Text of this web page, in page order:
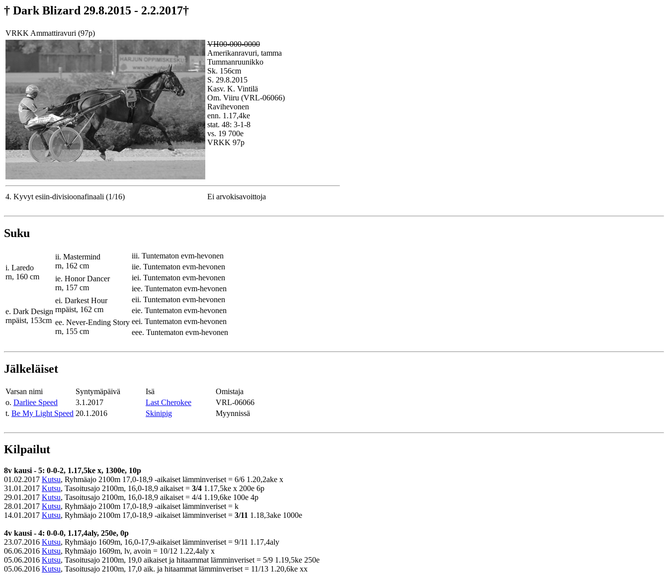
† Dark Blizard 29.8.2015 - 2.2.2017†
VRKK Ammattiravuri (97p)
VH00-000-0000
Amerikanravuri, tamma
Tummanruunikko
Sk. 156cm
S. 29.8.2015
Kasv. K. Vintilä
Om. Viiru (VRL-06066)
Ravihevonen
enn. 1.17,4ke
stat. 48: 3-1-8
vs. 19 700e
VRKK 97p
4. Kyvyt esiin-divisioonafinaali (1/16) Ei arvokisavoittoja
Suku
i. Laredo
rn, 160 cm
ii. Mastermind
rn, 162 cm
iii. Tuntematon evm-hevonen
iie. Tuntematon evm-hevonen
ie. Honor Dancer
rn, 157 cm
iei. Tuntematon evm-hevonen
iee. Tuntematon evm-hevonen
e. Dark Design
rnpäist, 153cm
ei. Darkest Hour
rnpäist, 162 cm
eii. Tuntematon evm-hevonen
eie. Tuntematon evm-hevonen
ee. Never-Ending Story
rn, 155 cm
eei. Tuntematon evm-hevonen
eee. Tuntematon evm-hevonen
Jälkeläiset
Varsan nimi Syntymäpäivä Isä
Omistaja
o. Darliee Speed 3.1.2017 Last Cherokee
VRL-06066
t. Be My Light Speed 20.1.2016 Skinipig Myynnissä
Kilpailut
8v kausi - 5: 0-0-2, 1.17,5ke x, 1300e, 10p
01.02.2017 Kutsu, Ryhmäajo 2100m 17,0-18,9 -aikaiset lämminveriset = 6/6 1.20,2ake x
31.01.2017 Kutsu, Tasoitusajo 2100m, 16,0-18,9 aikaiset = 3/4 1.17,5ke x 200e 6p
29.01.2017 Kutsu, Tasoitusajo 2100m, 16,0-18,9 aikaiset = 4/4 1.19,6ke 100e 4p
28.01.2017 Kutsu, Ryhmäajo 2100m 17,0-18,9 -aikaiset lämminveriset = k
14.01.2017 Kutsu, Ryhmäajo 2100m 17,0-18,9 -aikaiset lämminveriset = 3/11 1.18,3ake 1000e
4v kausi - 4: 0-0-0, 1.17,4aly, 250e, 0p
23.07.2016 Kutsu, Ryhmäajo 1609m, 16,0-17,9-aikaiset lämminveriset = 9/11 1.17,4aly
06.06.2016 Kutsu, Ryhmäajo 1609m, lv, avoin = 10/12 1.22,4aly x
05.06.2016 Kutsu, Tasoitusajo 2100m, 19,0 aikaiset ja hitaammat lämminveriset = 5/9 1.19,5ke 250e
05.06.2016 Kutsu, Tasoitusajo 2100m, 17,0 aik. ja hitaammat lämminveriset = 11/13 1.20,6ke xx